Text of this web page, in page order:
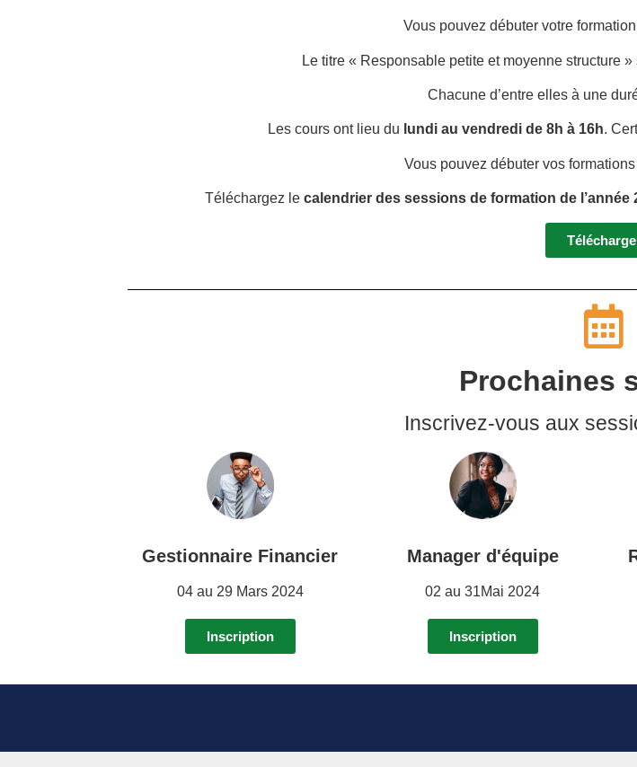
Vous pouvez débuter votre
Le titre « Responsable petite et moyenne structure
Chacune d’entre elles à une
Les cours ont lieu du lundi au vendredi de 8h à 16h.
Vous pouvez débuter vos
Téléchargez lecalendrier des sessions de formation de l’année
Prochaines
Inscrivez-vous aux
Gestionnaire Financier
04 au 29 Mars 2024
Inscription
Manager d'équipe
02 au 31Mai 2024
Inscription